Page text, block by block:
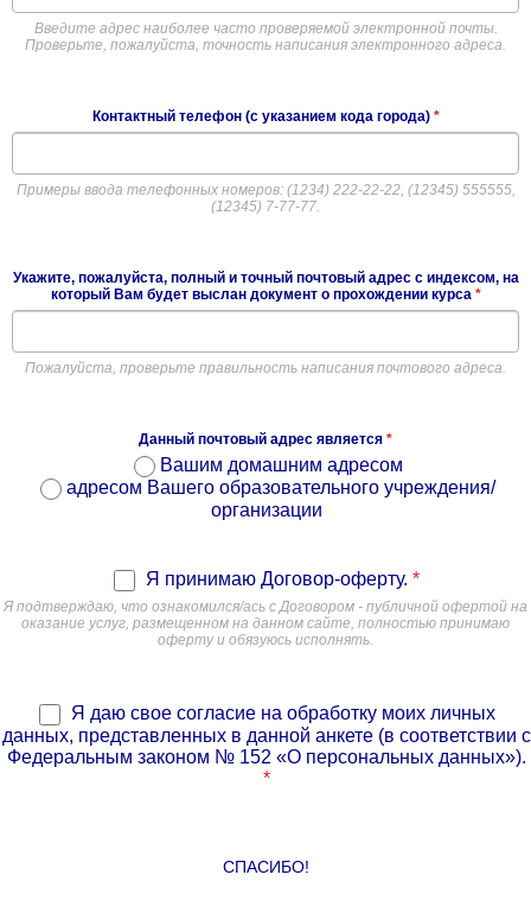
Введите адрес наиболее часто проверяемой электронной почты.
Проверьте, пожалуйста, точность написания электронного адреса.
Контактный телефон (с указанием кода города) *
Примеры ввода телефонных номеров: (1234) 222-22-22, (12345) 555555,
(12345) 7-77-77.
Укажите, пожалуйста, полный и точный почтовый адрес с индексом, на
который Вам будет выслан документ о прохождении курса *
Пожалуйста, проверьте правильность написания почтового адреса.
Данный почтовый адрес является *
Вашим домашним адресом
адресом Вашего образовательного учреждения/
организации
Я принимаю Договор-оферту. *
Я подтверждаю, что ознакомился/ась с Договором - публичной офертой на
оказание услуг, размещенном на данном сайте, полностью принимаю
оферту и обязуюсь исполнять.
Я даю свое согласие на обработку моих личных
данных, представленных в данной анкете (в соответствии с
Федеральным законом № 152 «О персональных данных»).
*
СПАСИБО!